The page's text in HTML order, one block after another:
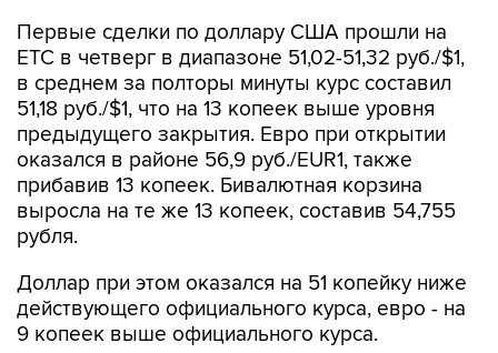
Первые сделки по доллару США прошли на
ЕТС в четверг в диапазоне 51,02-51,32 руб./$1,
в среднем за полторы минуты курс составил
51,18 руб./$1, что на 13 копеек выше уровня
предыдущего закрытия. Евро при открытии
оказался в районе 56,9 руб./EUR1, также
прибавив 13 копеек. Бивалютная корзина
выросла на те же 13 копеек, составив 54,755
рубля.
Доллар при этом оказался на 51 копейку ниже
действующего официального курса, евро - на
9 копеек выше официального курса.